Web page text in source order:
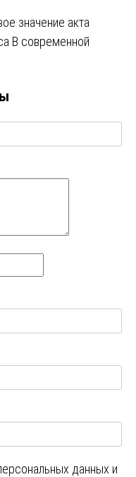
значение акта
В современной
данных и